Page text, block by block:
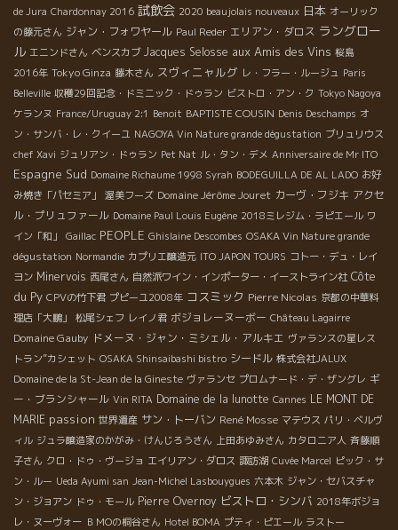
de Jura Chardonnay 2016 試飲会 2020 beaujolais nouveaux 日本 オーリック
の藤元さん ジャン・フォワヤール Paul Reder エリアン・ダロス ラングロー
ル エニンドさん ベンスカブ Jacques Selosse aux Amis des Vins 桜島
2016年 Tokyo Ginza 藤木さん スヴィニャルグ レ・フラー・ルージュ Paris
Belleville 収穫29回記念・ドミニック・ドゥラン ビストロ・アン・ク Tokyo Nagoya
ケランヌ France/Uruguay 2:1 Benoit BAPTISTE COUSIN Denis Deschamps オ
ン・サンバ・レ・クイーユ NAGOYA Vin Nature grande dégustation ブリュリウス
chef Xavi ジュリアン・ドゥラン Pet Nat ル・タン・デメ Anniversaire de Mr ITO
Espagne Sud Domaine Richaume 1998 Syrah BODEGUILLA DE AL LADO お好
み焼き「パセミア」
渥美フーズ Domaine Jérôme Jouret カーヴ・フジキ アクセ
ル・プリュファール Domaine Paul Louis Eugène 2018ミレジム・ラピエール ワ
イン「和」
Gaillac PEOPLE Ghislaine Descombes OSAKA Vin Nature grande
dégustation Normandie カプリエ醸造元 ITO JAPON TOURS コトー・デュ・レイ
ヨン Minervois 西尾さん 自然派ワイン・インポーター・イーストライン社 Côte
du Py CPVの竹下君 プピーユ2008年 コスミック Pierre Nicolas 京都の中華料
理店「大鵬」
松尾シェフ レイノ君 ボジョレーヌーボー Château Lagairre
Domaine Gauby ドメーヌ・ジャン・ミシェル・アルキエ ヴァランスの星レス
トラン”カシェット OSAKA Shinsaibashi bistro シードル 株式会社JALUX
Domaine de la St-Jean de la Gineste ヴァランセ プロムナード・デ・ザングレ ギ
ー・ブランシャール Vin RITA Domaine de la lunotte Cannes LE MONT DE
MARIE passion 世界遺産 サン・トーバン René Mosse マテウス パリ・ベルヴ
ィル ジュラ醸造家のかがみ・けんじろうさん 上田あゆみさん カタロニア人 斉藤順
子さん クロ・ドゥ・ヴージョ エイリアン・ダロス 諏訪湖 Cuvée Marcel ピック・サ
ン・ルー Ueda Ayumi san Jean-Michel Lasbouygues 六本木 ジャン・セバスチャ
ン・ジョアン ドゥ・モール Pierre Overnoy ビストロ・シンバ 2018年ボジョ
レ・ヌーヴォー ＢＭОの桐谷さん Hotel BOMA プティ・ピエール ラストー